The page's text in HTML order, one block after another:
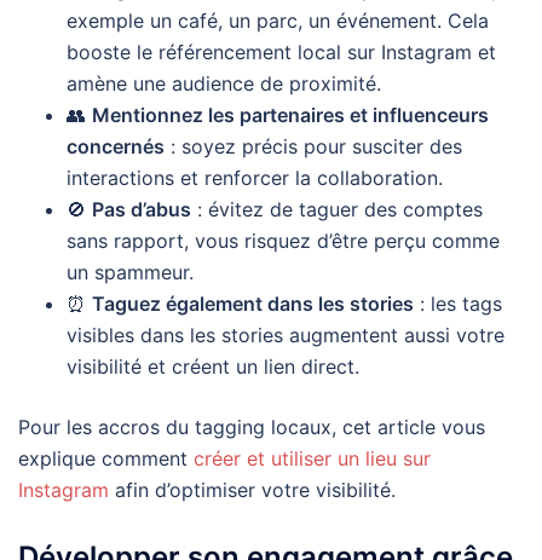
exemple un café, un parc, un événement. Cela
booste le référencement local sur Instagram et
amène une audience de proximité.
👥 Mentionnez les partenaires et influenceurs
concernés : soyez précis pour susciter des
interactions et renforcer la collaboration.
🚫 Pas d’abus : évitez de taguer des comptes
sans rapport, vous risquez d’être perçu comme
un spammeur.
⏰ Taguez également dans les stories : les tags
visibles dans les stories augmentent aussi votre
visibilité et créent un lien direct.
Pour les accros du tagging locaux, cet article vous
explique comment créer et utiliser un lieu sur
Instagram afin d’optimiser votre visibilité.